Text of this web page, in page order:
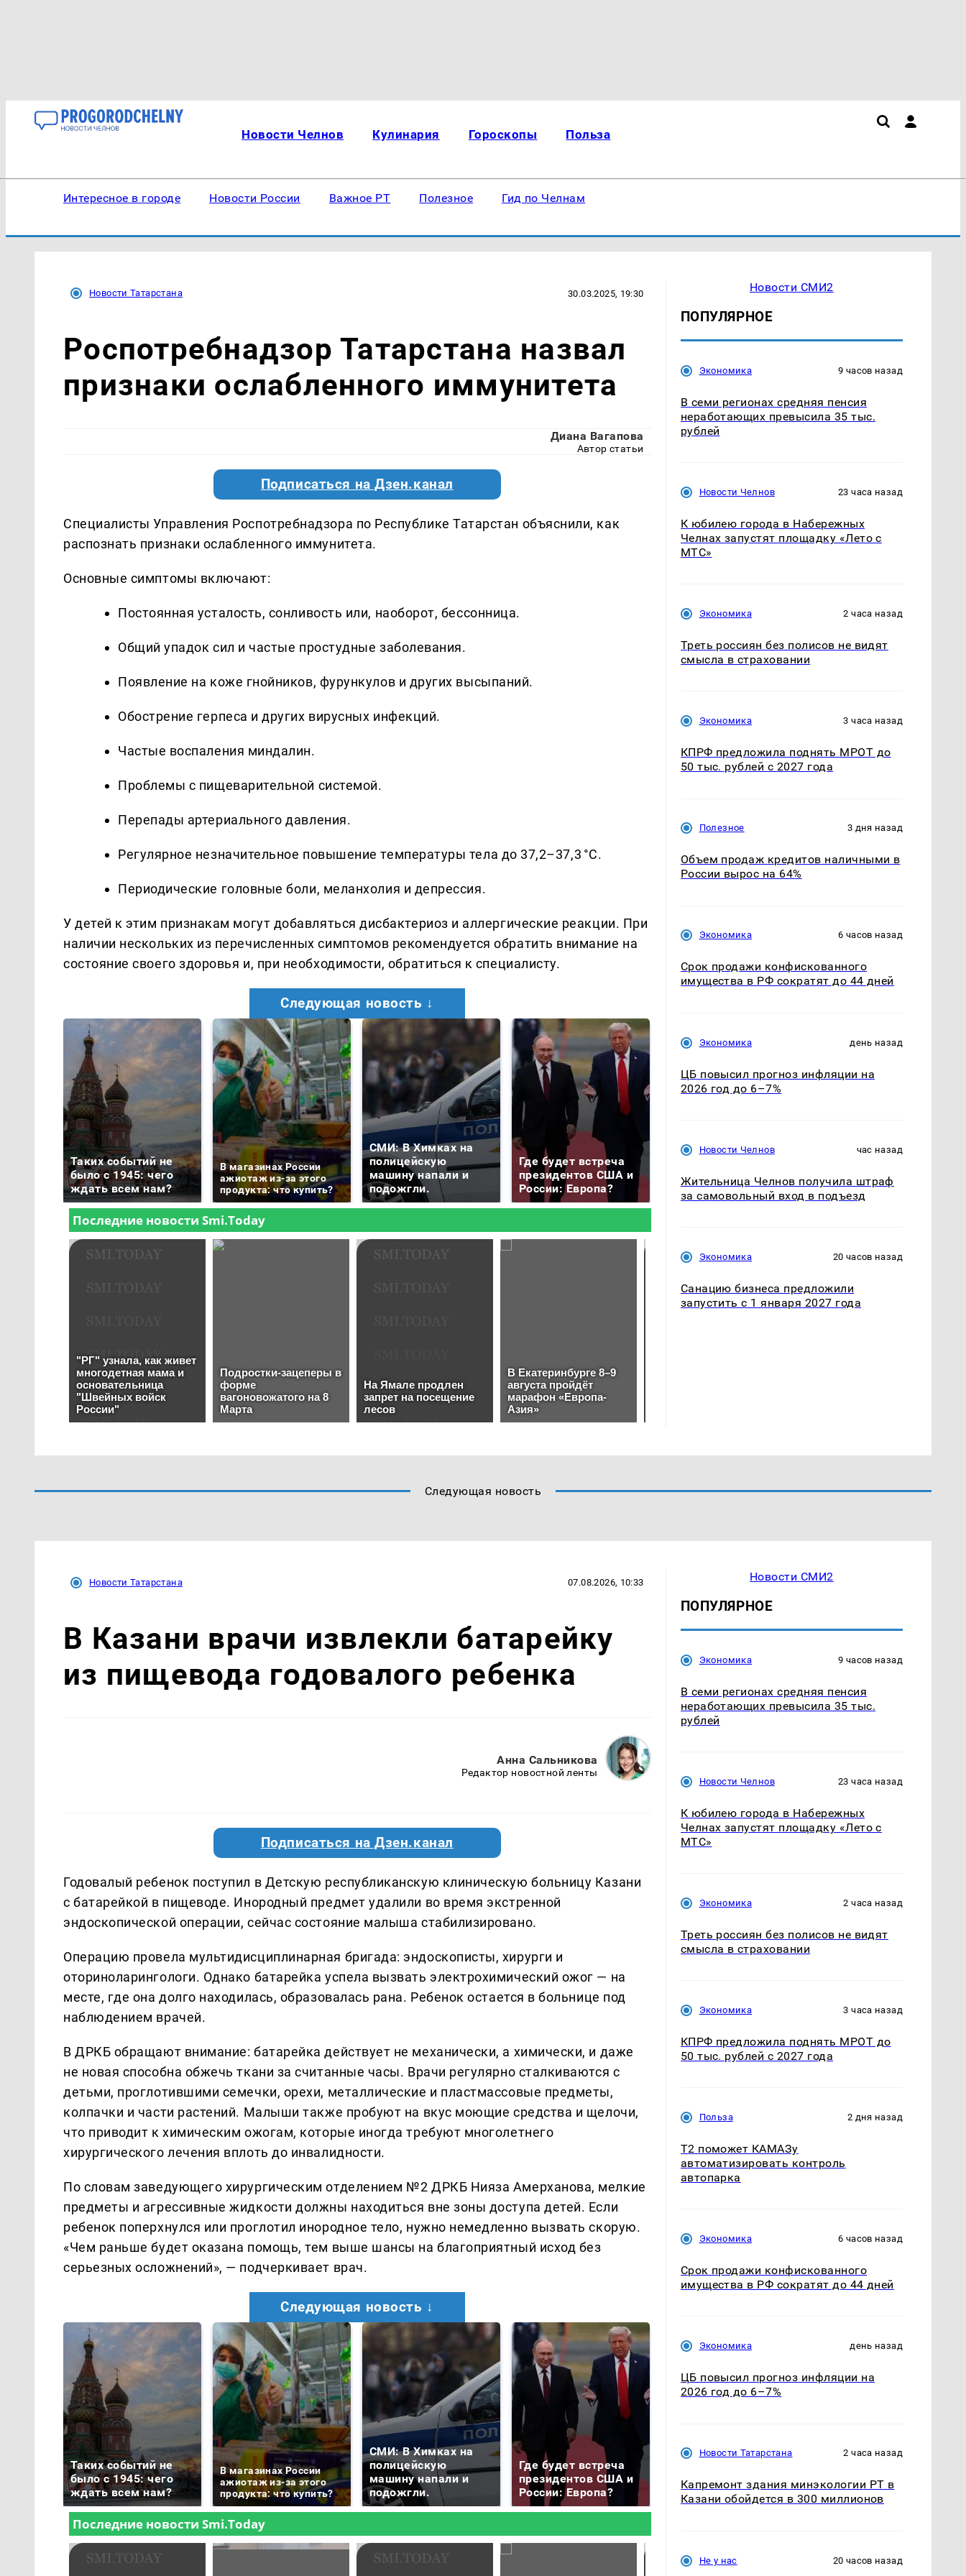
Новости Челнов Кулинария Гороскопы Польза
Интересное в городе Новости России Важное РТ Полезное Гид по Челнам
Новости Татарстана 30.03.2025, 19:30
Роспотребнадзор Татарстана назвал
признаки ослабленного иммунитета
Диана Вагапова
Автор статьи
Подписаться на Дзен.канал
​Специалисты Управления Роспотребнадзора по Республике Татарстан объяснили, как
распознать признаки ослабленного иммунитета.
Основные симптомы включают:
Постоянная усталость, сонливость или, наоборот, бессонница.​
Общий упадок сил и частые простудные заболевания.​
Появление на коже гнойников, фурункулов и других высыпаний.​
Обострение герпеса и других вирусных инфекций.​
Частые воспаления миндалин.​
Проблемы с пищеварительной системой.​
Перепады артериального давления.​
Регулярное незначительное повышение температуры тела до 37,2–37,3 °C.​
Периодические головные боли, меланхолия и депрессия.​
У детей к этим признакам могут добавляться дисбактериоз и аллергические реакции. При
наличии нескольких из перечисленных симптомов рекомендуется обратить внимание на
состояние своего здоровья и, при необходимости, обратиться к специалисту.
Следующая новость ↓
Таких событий не
было с 1945: чего
ждать всем нам?
В магазинах России
ажиотаж из-за этого
продукта: что купить?
СМИ: В Химках на
полицейскую
машину напали и
подожгли.
Где будет встреча
президентов США и
России: Европа?
были украдены 18
миллионов рублей
никто не ждал: как
так?!
Новости СМИ2
ПОПУЛЯРНОЕ
Экономика 9 часов назад
В семи регионах средняя пенсия
неработающих превысила 35 тыс.
рублей
Новости Челнов 23 часа назад
К юбилею города в Набережных
Челнах запустят площадку «Лето с
МТС»
Экономика 2 часа назад
Треть россиян без полисов не видят
смысла в страховании
Экономика 3 часа назад
КПРФ предложила поднять МРОТ до
50 тыс. рублей с 2027 года
Полезное 3 дня назад
Объем продаж кредитов наличными в
России вырос на 64%
Экономика 6 часов назад
Срок продажи конфискованного
имущества в РФ сократят до 44 дней
Экономика день назад
ЦБ повысил прогноз инфляции на
2026 год до 6–7%
Новости Челнов час назад
Жительница Челнов получила штраф
за самовольный вход в подъезд
Экономика 20 часов назад
Санацию бизнеса предложили
запустить с 1 января 2027 года
Следующая новость
Новости Татарстана 07.08.2026, 10:33
В Казани врачи извлекли батарейку
из пищевода годовалого ребенка
Анна Сальникова
Редактор новостной ленты
Подписаться на Дзен.канал
Годовалый ребенок поступил в Детскую республиканскую клиническую больницу Казани
с батарейкой в пищеводе. Инородный предмет удалили во время экстренной
эндоскопической операции, сейчас состояние малыша стабилизировано.
Операцию провела мультидисциплинарная бригада: эндоскописты, хирурги и
оториноларингологи. Однако батарейка успела вызвать электрохимический ожог — на
месте, где она долго находилась, образовалась рана. Ребенок остается в больнице под
наблюдением врачей.
В ДРКБ обращают внимание: батарейка действует не механически, а химически, и даже
не новая способна обжечь ткани за считанные часы. Врачи регулярно сталкиваются с
детьми, проглотившими семечки, орехи, металлические и пластмассовые предметы,
колпачки и части растений. Малыши также пробуют на вкус моющие средства и щелочи,
что приводит к химическим ожогам, которые иногда требуют многолетнего
хирургического лечения вплоть до инвалидности.
По словам заведующего хирургическим отделением №2 ДРКБ Нияза Амерханова, мелкие
предметы и агрессивные жидкости должны находиться вне зоны доступа детей. Если
ребенок поперхнулся или проглотил инородное тело, нужно немедленно вызвать скорую.
«Чем раньше будет оказана помощь, тем выше шансы на благоприятный исход без
серьезных осложнений», — подчеркивает врач.
Следующая новость ↓
Таких событий не
было с 1945: чего
ждать всем нам?
В магазинах России
ажиотаж из-за этого
продукта: что купить?
СМИ: В Химках на
полицейскую
машину напали и
подожгли.
Где будет встреча
президентов США и
России: Европа?
были украдены 18
миллионов рублей
никто не ждал: как
так?!
Новости СМИ2
ПОПУЛЯРНОЕ
Экономика 9 часов назад
В семи регионах средняя пенсия
неработающих превысила 35 тыс.
рублей
Новости Челнов 23 часа назад
К юбилею города в Набережных
Челнах запустят площадку «Лето с
МТС»
Экономика 2 часа назад
Треть россиян без полисов не видят
смысла в страховании
Экономика 3 часа назад
КПРФ предложила поднять МРОТ до
50 тыс. рублей с 2027 года
Польза 2 дня назад
T2 поможет КАМАЗу
автоматизировать контроль
автопарка
Экономика 6 часов назад
Срок продажи конфискованного
имущества в РФ сократят до 44 дней
Экономика день назад
ЦБ повысил прогноз инфляции на
2026 год до 6–7%
Новости Татарстана 2 часа назад
Капремонт здания минэкологии РТ в
Казани обойдется в 300 миллионов
Не у нас 20 часов назад